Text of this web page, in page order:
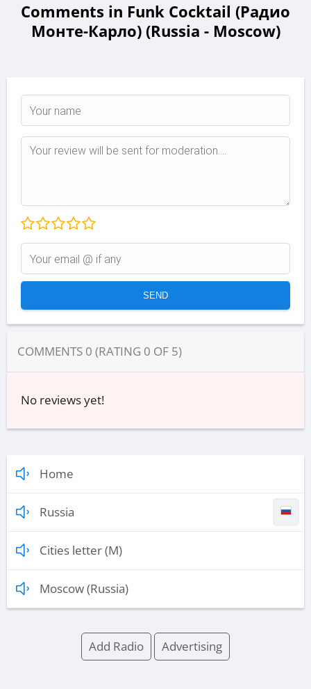
Comments in Funk Cocktail (Радио
Монте-Карло) (Russia - Moscow)
COMMENTS 0 (RATING 0 OF 5)
No reviews yet!
Home
Russia
Cities letter (M)
Moscow (Russia)
Add Radio Advertising